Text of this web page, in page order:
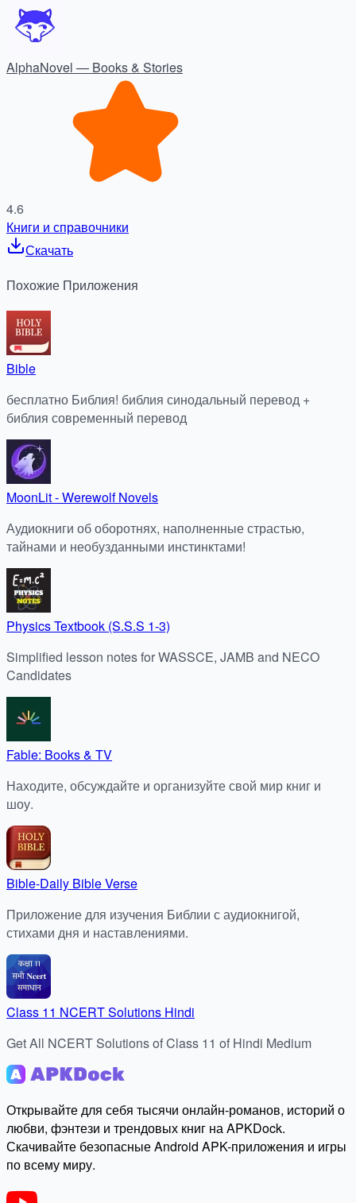
AlphaNovel — Books & Stories
4.6
Книги и справочники
Скачать
Похожие Приложения
Bible
бесплатно Библия! библия синодальный перевод +
библия современный перевод
MoonLit - Werewolf Novels
Аудиокниги об оборотнях, наполненные страстью,
тайнами и необузданными инстинктами!
Physics Textbook (S.S.S 1-3)
Simplified lesson notes for WASSCE, JAMB and NECO
Candidates
Fable: Books & TV
Находите, обсуждайте и организуйте свой мир книг и
шоу.
Bible-Daily Bible Verse
Приложение для изучения Библии с аудиокнигой,
стихами дня и наставлениями.
Class 11 NCERT Solutions Hindi
Get All NCERT Solutions of Class 11 of Hindi Medium
Открывайте для себя тысячи онлайн-романов, историй о
любви, фэнтези и трендовых книг на APKDock.
Скачивайте безопасные Android APK-приложения и игры
по всему миру.